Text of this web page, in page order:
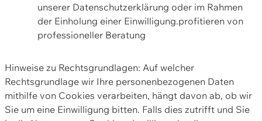
unserer Datenschutzerklärung oder im Rahmen
der Einholung einer Einwilligung.profitieren von
professioneller Beratung
Hinweise zu Rechtsgrundlagen: Auf welcher
Rechtsgrundlage wir Ihre personenbezogenen Daten
mithilfe von Cookies verarbeiten, hängt davon ab, ob wir
Sie um eine Einwilligung bitten. Falls dies zutrifft und Sie